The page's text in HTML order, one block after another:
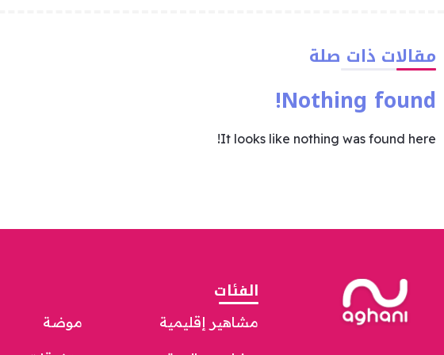
مقالات ذات صلة
Nothing found!
It looks like nothing was found here!
الفئات
مشاهير إقليمية
موضة